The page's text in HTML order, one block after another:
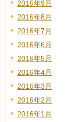
2016年9月
2016年8月
2016年7月
2016年6月
2016年5月
2016年4月
2016年3月
2016年2月
2016年1月